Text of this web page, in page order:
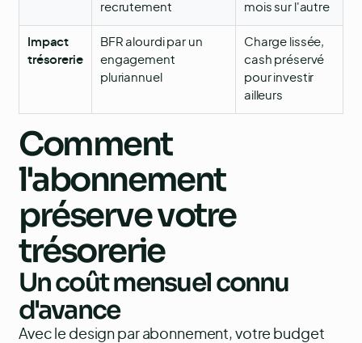
recrutement
mois sur l'autre
Impact
trésorerie
BFR alourdi par un
engagement
pluriannuel
Charge lissée,
cash préservé
pour investir
ailleurs
Comment
l'abonnement
préserve votre
trésorerie
Un coût mensuel connu
d'avance
Avec le design par abonnement, votre budget